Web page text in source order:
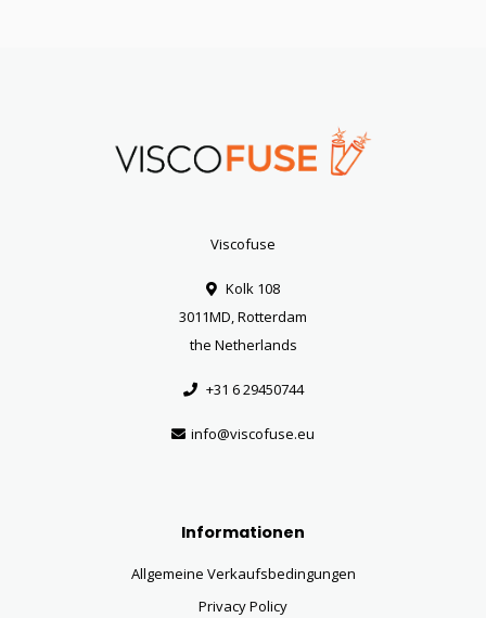
Viscofuse
Kolk 108
3011MD, Rotterdam
the Netherlands
+31 6 29450744
info@viscofuse.eu
Informationen
Allgemeine Verkaufsbedingungen
Privacy Policy